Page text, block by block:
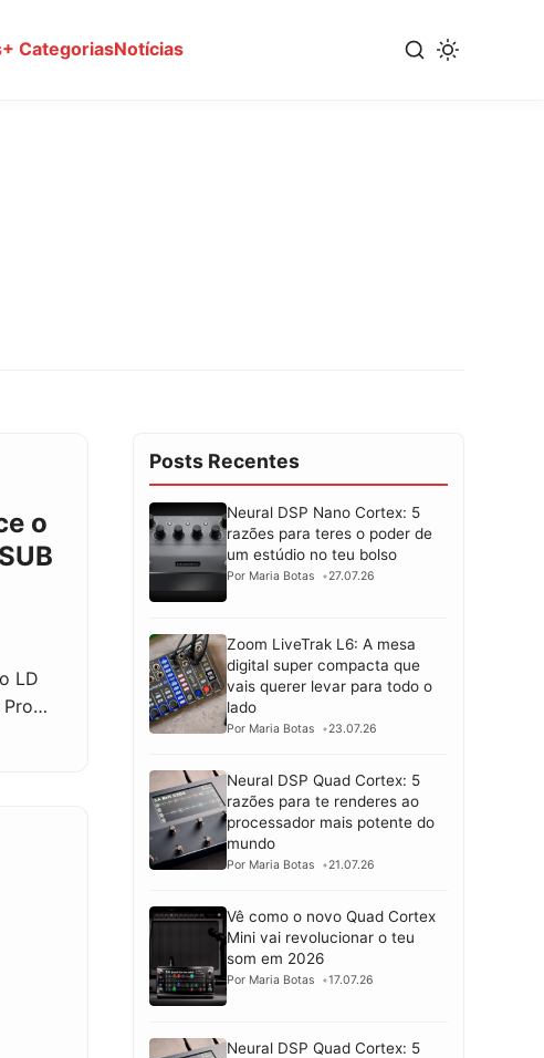
+ CategoriasNotícias
o
LD
Pro…
Posts Recentes
Neural DSP Nano Cortex: 5
razões para teres o poder de
um estúdio no teu bolso
Por Maria Botas 27.07.26
Zoom LiveTrak L6: A mesa
digital super compacta que
vais querer levar para todo o
lado
Por Maria Botas 23.07.26
Neural DSP Quad Cortex: 5
razões para te renderes ao
processador mais potente do
mundo
Por Maria Botas 21.07.26
Vê como o novo Quad Cortex
Mini vai revolucionar o teu
som em 2026
Por Maria Botas 17.07.26
Neural DSP Quad Cortex: 5